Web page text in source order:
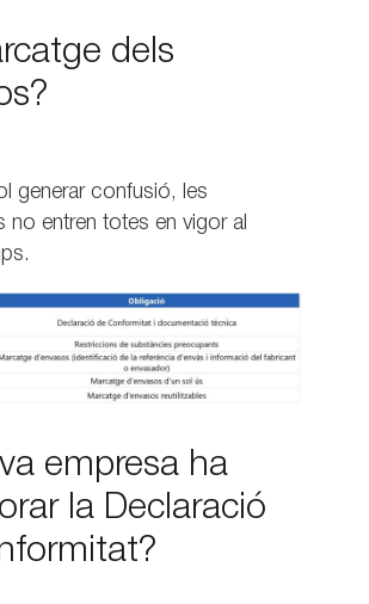
dels
generar confusió, les
no entren totes en vigor al
empresa ha
la Declaració